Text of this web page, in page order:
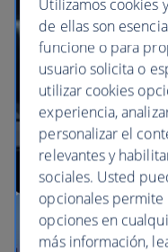
BA Better World
Nuestras cabinas
de ellas son
funcione o para
usuario solicita o
utilizar cookies
experiencia,
personalizar el
relevantes y
sociales. Usted
opcionales permite
opciones en
más información,